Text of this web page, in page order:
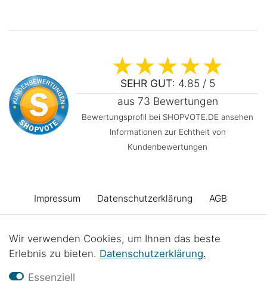
SEHR GUT: 4.85 / 5
aus 73 Bewertungen
Bewertungsprofil bei SHOPVOTE.DE ansehen
Informationen zur Echtheit von
Kundenbewertungen
Impressum Daten­schutz­erklärung AGB
Barrierefreiheitserklärung Widerrufs­recht
Vertrag widerrufen
Wir verwenden Cookies, um Ihnen das beste
Erlebnis zu bieten. Daten­schutz­erklärung.
Essenziell